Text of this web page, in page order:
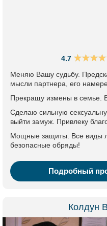
4.7
Меняю Вашу судьбу.
мысли партнера, его
Прекращу измены в семье.
Сделаю сильную
выйти замуж. Привлеку
Мощные защиты. Все виды
безопасные обряды!
Подробный
Колдун